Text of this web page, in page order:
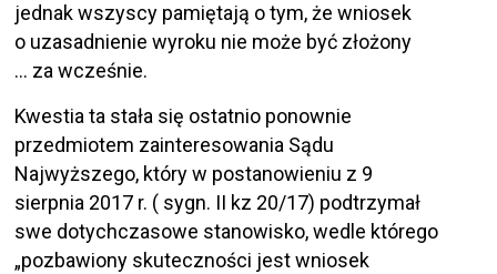
jednak wszyscy pamiętają o tym, że wniosek
o uzasadnienie wyroku nie może być złożony
… za wcześnie.
Kwestia ta stała się ostatnio ponownie
przedmiotem zainteresowania Sądu
Najwyższego, który w postanowieniu z 9
sierpnia 2017 r. ( sygn. II kz 20/17) podtrzymał
swe dotychczasowe stanowisko, wedle którego
„pozbawiony skuteczności jest wniosek